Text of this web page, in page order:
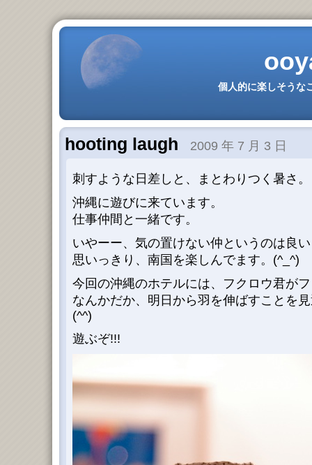
個人的に楽しそうな
hooting laugh 2009 年 7 月 3 日
刺すような日差しと、まとわりつく暑さ。
沖縄に遊びに来ています。
仕事仲間と一緒です。
いやーー、気の置けない仲というのは良
思いっきり、南国を楽しんでます。(^_^)
今回の沖縄のホテルには、フクロウ君が
なんかだか、明日から羽を伸ばすことを
(^^)
遊ぶぞ!!!